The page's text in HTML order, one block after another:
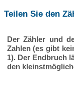
Teilen Sie den
Der Zähler und
Zahlen (es gibt
1). Der Endbruch
den